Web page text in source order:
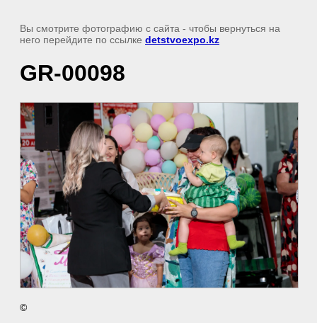
Вы смотрите фотографию с сайта - чтобы вернуться на
него перейдите по ссылке detstvoexpo.kz
GR-00098
©